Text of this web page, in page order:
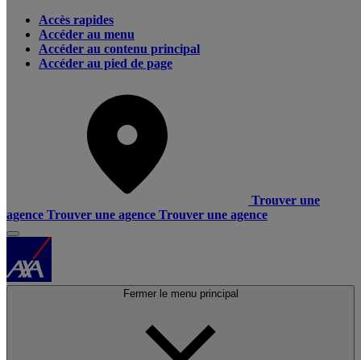
Accès rapides
Accéder au menu
Accéder au contenu principal
Accéder au pied de page
Trouver une
agence Trouver une agence Trouver une agence
Fermer le menu principal